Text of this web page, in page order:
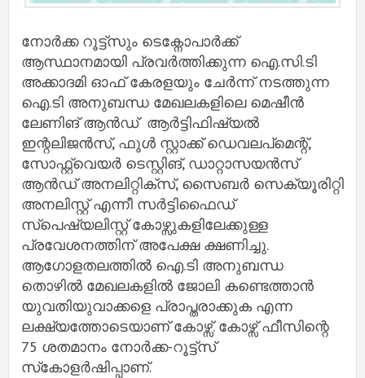
നോര്‍ക്ക റൂട്ട്സും ടെക്നോപാര്‍ക്ക്
ആസ്ഥാനമായി പ്രവര്‍ത്തിക്കുന്ന ഐ.സി.ടി
അക്കാദമി ഓഫ് കേരളയും ചേര്‍ന്ന് നടത്തുന്ന
ഐ.ടി അനുബന്ധ മേഖലകളിലെ മെഷീന്‍
ലേണിങ് ആന്‍ഡ് ആര്‍ട്ടിഫിഷ്യല്‍
ഇന്റലിജന്‍സ്, ഫുള്‍ സ്റ്റാക്ക് ഡെവലപ്മെന്റ്,
സോഫ്റ്റ്വെയര്‍ ടെസ്റ്റിങ്, ഡാറ്റാസയന്‍സ്
ആന്‍ഡ് അനലിറ്റിക്സ്, സൈബര്‍ സെക്യൂരിറ്റി
അനലിസ്റ്റ് എന്നീ സര്‍ട്ടിഫൈഡ്
സ്പെഷ്യലിസ്റ്റ് കോഴ്സുകളിലേക്കുള്ള
പ്രവേശനത്തിന് അപേക്ഷ ക്ഷണിച്ചു.
ആഗോളതലത്തില്‍ ഐ.ടി അനുബന്ധ
തൊഴില്‍ മേഖലകളില്‍ ജോലി കണ്ടെത്താന്‍
യുവതിയുവാക്കളെ പ്രാപ്തരാക്കുക എന്ന
ലക്ഷ്യത്തോടെയാണ് കോഴ്സ്. കോഴ്സ് ഫീസിന്റെ
75 ശതമാനം നോര്‍ക്ക-റൂട്ട്സ്
സ്‌കോളര്‍ഷിപ്പാണ്.